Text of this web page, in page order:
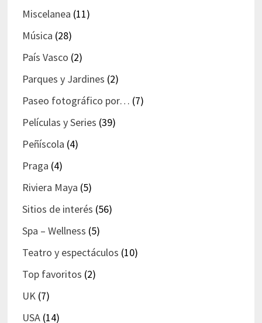
Miscelanea (11)
Música (28)
País Vasco (2)
Parques y Jardines (2)
Paseo fotográfico por… (7)
Películas y Series (39)
Peñíscola (4)
Praga (4)
Riviera Maya (5)
Sitios de interés (56)
Spa – Wellness (5)
Teatro y espectáculos (10)
Top favoritos (2)
UK(7)
USA(14)